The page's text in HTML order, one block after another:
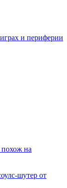
похож на
шутер от